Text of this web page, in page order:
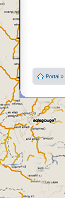
Portal »